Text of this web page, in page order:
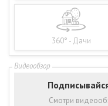
360° - Дачи
Смотри